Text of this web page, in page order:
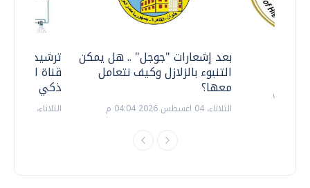
ترشيدا
قناة
ذكي
الثلاثاء، 14 يوليو 2026 06:11 م
بعد إشعارات "جوجل" .. هل يمكن
التنبوء بالزلازل وكيف نتعامل
معها؟
الثلاثاء، 04 اغسطس 2026 04:04 م